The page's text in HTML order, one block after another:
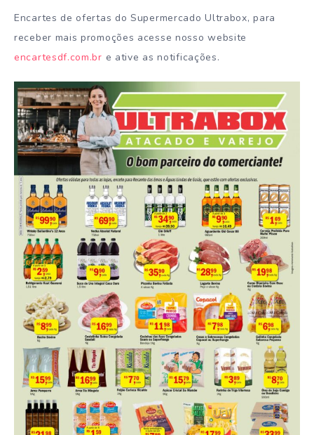
Encartes de ofertas do Supermercado Ultrabox, para
receber mais promoções acesse nosso website
encartesdf.com.br e ative as notificações.